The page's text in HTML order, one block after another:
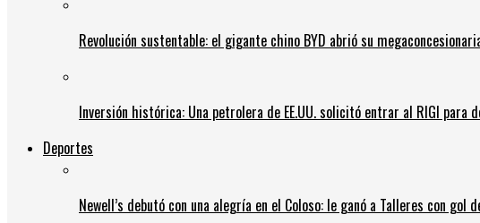
Revolución sustentable: el gigante chino BYD abrió su
Inversión histórica: Una petrolera de EE.UU. solicitó entrar al RIGI para
Deportes
Newell’s debutó con una alegría en el Coloso: le ganó a Talleres con gol